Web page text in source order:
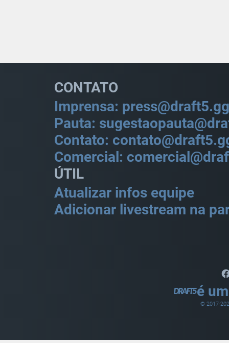
CONTATO
Imprensa: press@draft5.gg
Pauta:
Contato:
Comercial:
ÚTIL
Atualizar infos equipe
Adicionar livestream na
é
© 2017-